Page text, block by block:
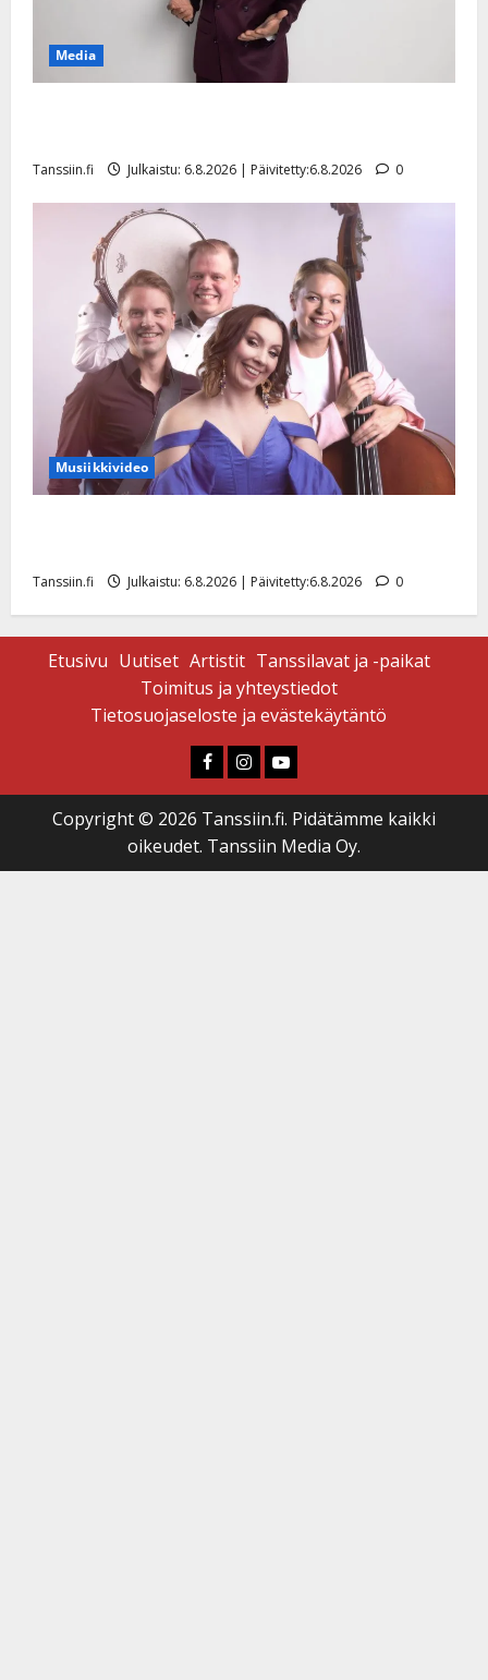
Media
Tanssiin.fi Julkaistu: 6.8.2026 | Päivitetty:6.8.2026 0
Musiikkivideo
Tanssiin.fi Julkaistu: 6.8.2026 | Päivitetty:6.8.2026 0
Etusivu Uutiset Artistit Tanssilavat ja -paikat
Toimitus ja yhteystiedot
Tietosuojaseloste ja evästekäytäntö
Faceboook
Instagram
Youtube
Copyright © 2026 Tanssiin.fi. Pidätämme kaikki
oikeudet. Tanssiin Media Oy.